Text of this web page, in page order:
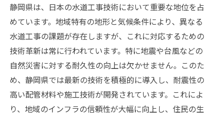
気候変動への適応策
地元ならではの技術的挑戦
水道工事技術の未来静岡県での最新研究と実践
未来を見据えた研究開発の現状
技術革新を支える研究機関の役割
実践と研究が融合する現場の実態
最新技術導入による施工の進化
静岡県は、日本の水道工事技術において重要な地位を占
めています。地域特有の地形と気候条件により、異なる
水道工事の課題が存在しますが、これに対応するための
技術革新は常に行われています。特に地震や台風などの
自然災害に対する耐久性の向上は欠かせません。このた
め、静岡県では最新の技術を積極的に導入し、耐震性の
高い配管材料や施工技術が開発されています。これによ
り、地域のインフラの信頼性が大幅に向上し、住民の生